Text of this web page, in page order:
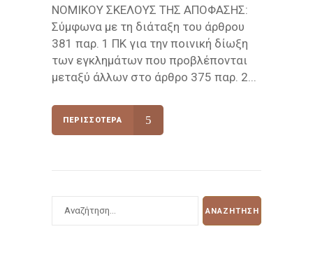
ΝΟΜΙΚΟΥ ΣΚΕΛΟΥΣ ΤΗΣ ΑΠΟΦΑΣΗΣ:
Σύμφωνα με τη διάταξη του άρθρου
381 παρ. 1 ΠΚ για την ποινική δίωξη
των εγκλημάτων που προβλέπονται
μεταξύ άλλων στο άρθρο 375 παρ. 2...
ΠΕΡΙΣΣΌΤΕΡΑ